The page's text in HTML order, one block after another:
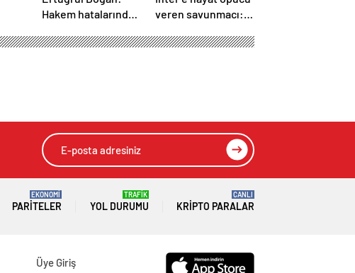
Hakem hatalarından
veren savunmacı:
PARITELER
EKONOMİ
YOL DURUMU
TRAFİK
KRIPTO PARALAR
CANLI
Üye Giriş